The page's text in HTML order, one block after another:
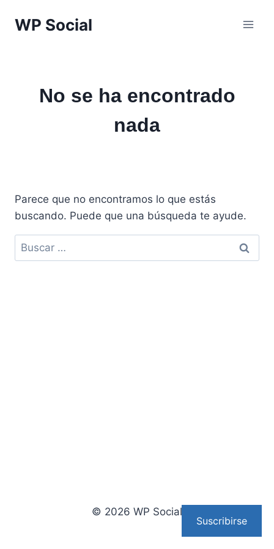
WP Social
No se ha encontrado
nada
Parece que no encontramos lo que estás
buscando. Puede que una búsqueda te ayude.
Buscar:
© 2026 WP Social
Suscribirse